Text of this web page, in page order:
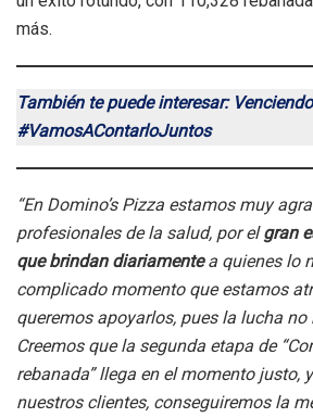
más.
También te puede interesar:
#VamosAContarloJuntos
“En Domino’s Pizza estamos muy
profesionales de la salud, por elgran
que brindan diariamentea quienes lo
complicado momento que estamos
queremos apoyarlos, pues la lucha no
Creemos que la segunda etapa de
rebanada” llega en el momento justo,
nuestros clientes, conseguiremos la